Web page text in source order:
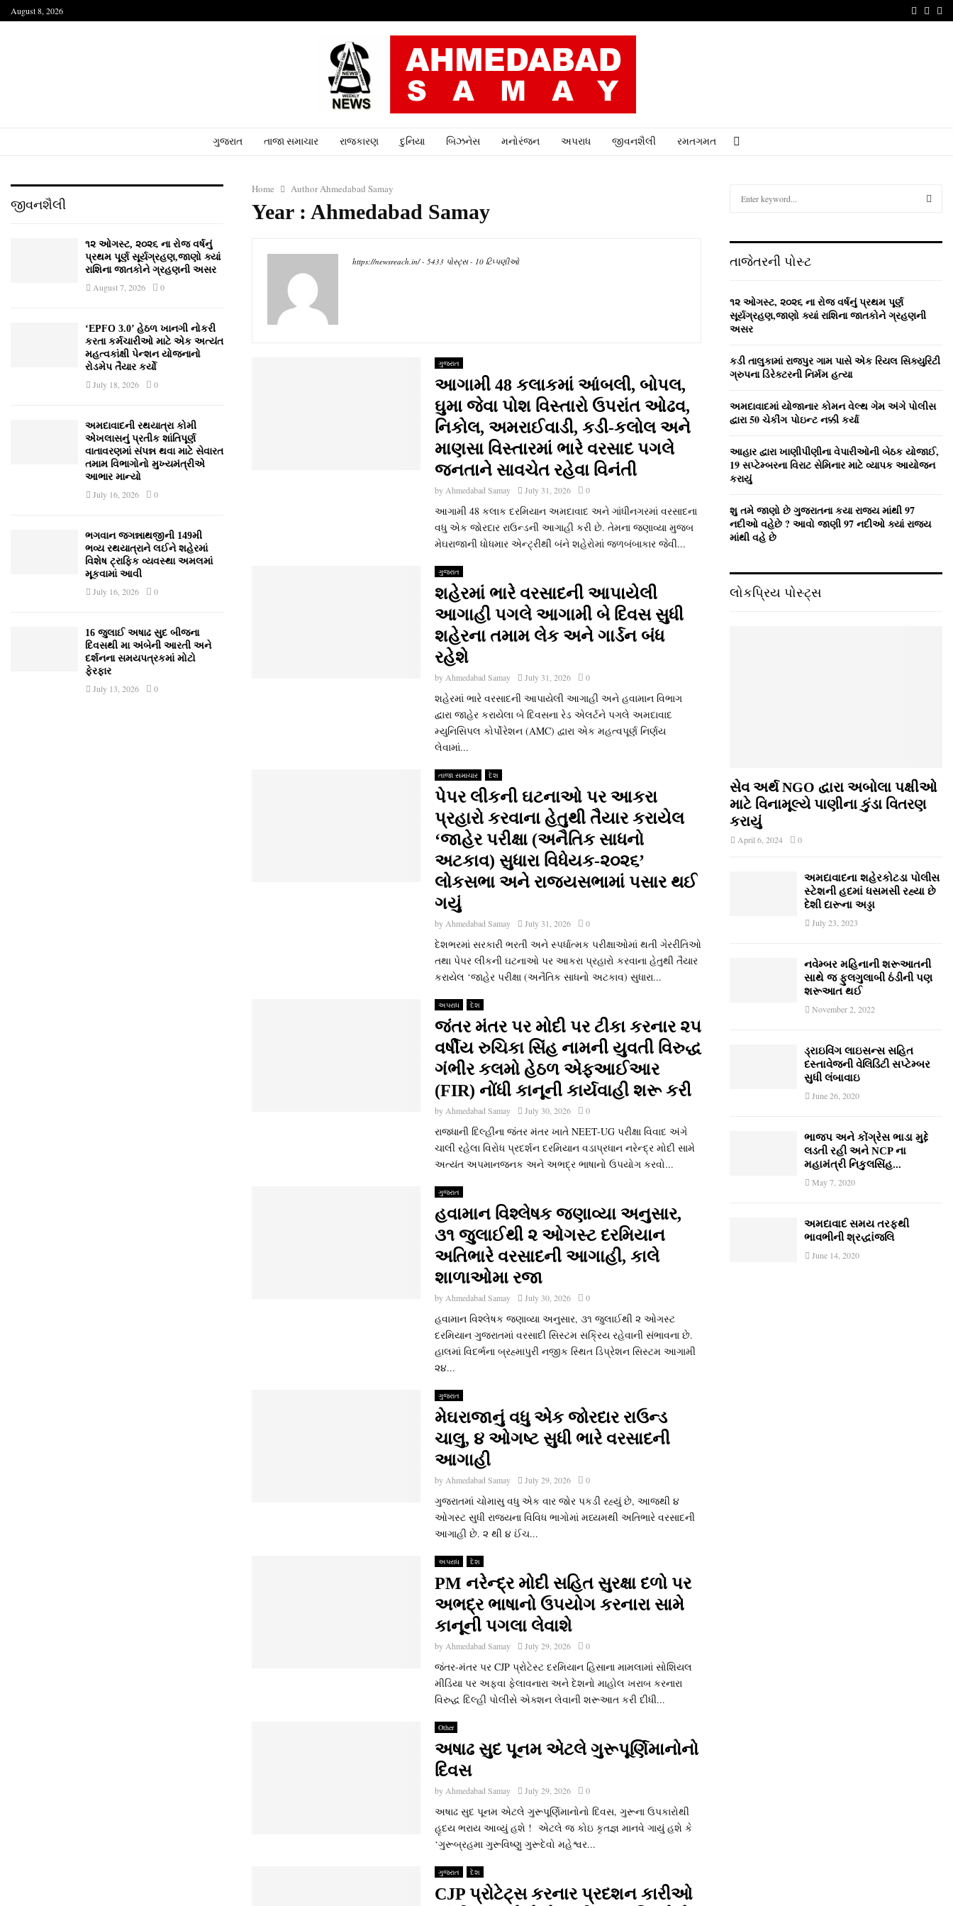
August 8, 2026
ગુજરાત તાજા સમાચાર રાજકારણ દુનિયા બિઝનેસ મનોરંજન અપરાધ જીવનશૈલી રમતગમત
Home AuthorAhmedabad Samay
Year : Ahmedabad Samay
https://newsreach.in/- 5433 પોસ્ટ્સ- 10 ટિપ્પણીઓ
ગુજરાત
આગામી 48 કલાકમાં આંબલી, બોપલ,
ઘુમા જેવા પોશ વિસ્તારો ઉપરાંત ઓઢવ,
નિકોલ, અમરાઈવાડી, કડી-કલોલ અને
માણસા વિસ્તારમાં ભારે વરસાદ પગલે
જનતાને સાવચેત રહેવા વિનંતી
by Ahmedabad Samay July 31, 2026 0
આગામી 48 કલાક દરમિયાન અમદાવાદ અને ગાંધીનગરમાં વરસાદના
વધુ એક જોરદાર રાઉન્ડની આગાહી કરી છે. તેમના જણાવ્યા મુજબ
મેઘરાજાની ધોધમાર એન્ટ્રીથી બંને શહેરોમાં જળબંબાકાર જેવી...
ગુજરાત
શહેરમાં ભારે વરસાદની આપાયેલી
આગાહી પગલે આગામી બે દિવસ સુધી
શહેરના તમામ લેક અને ગાર્ડન બંધ
રહેશે
by Ahmedabad Samay July 31, 2026 0
શહેરમાં ભારે વરસાદની આપાયેલી આગાહી અને હવામાન વિભાગ
દ્વારા જાહેર કરાયેલા બે દિવસના રેડ એલર્ટને પગલે અમદાવાદ
મ્યુનિસિપલ કોર્પોરેશન (AMC) દ્વારા એક મહત્વપૂર્ણ નિર્ણય
લેવામાં...
તાજા સમાચાર દેશ
પેપર લીકની ઘટનાઓ પર આકરા
પ્રહારો કરવાના હેતુથી તૈયાર કરાયેલ
‘જાહેર પરીક્ષા (અનૈતિક સાધનો
અટકાવ) સુધારા વિધેયક-૨૦૨૬’
લોકસભા અને રાજ્યસભામાં પસાર થઈ
ગયું
by Ahmedabad Samay July 31, 2026 0
દેશભરમાં સરકારી ભરતી અને સ્પર્ધાત્મક પરીક્ષાઓમાં થતી ગેરરીતિઓ
તથા પેપર લીકની ઘટનાઓ પર આકરા પ્રહારો કરવાના હેતુથી તૈયાર
કરાયેલ ‘જાહેર પરીક્ષા (અનૈતિક સાધનો અટકાવ) સુધારા...
અપરાધ દેશ
જંતર મંતર પર મોદી પર ટીકા કરનાર ૨૫
વર્ષીય રુચિકા સિંહ નામની યુવતી વિરુદ્ધ
ગંભીર કલમો હેઠળ એફઆઈઆર
(FIR) નોંધી કાનૂની કાર્યવાહી શરૂ કરી
by Ahmedabad Samay July 30, 2026 0
રાજધાની દિલ્હીના જંતર મંતર ખાતે NEET-UG પરીક્ષા વિવાદ અંગે
ચાલી રહેલા વિરોધ પ્રદર્શન દરમિયાન વડાપ્રધાન નરેન્દ્ર મોદી સામે
અત્યંત અપમાનજનક અને અભદ્ર ભાષાનો ઉપયોગ કરવો...
ગુજરાત
હવામાન વિશ્લેષક જણાવ્યા અનુસાર,
૩૧ જુલાઈથી ૨ ઓગસ્ટ દરમિયાન
અતિભારે વરસાદની આગાહી, કાલે
શાળાઓમા રજા
by Ahmedabad Samay July 30, 2026 0
હવામાન વિશ્લેષક જણાવ્યા અનુસાર, ૩૧ જુલાઈથી ૨ ઓગસ્ટ
દરમિયાન ગુજરાતમાં વરસાદી સિસ્ટમ સક્રિય રહેવાની સંભાવના છે.
હાલમાં વિદર્ભના બ્રહ્માપુરી નજીક સ્થિત ડિપ્રેશન સિસ્ટમ આગામી
૨૪...
ગુજરાત
મેઘરાજાનું વધુ એક જોરદાર રાઉન્ડ
ચાલુ, ૪ ઓગષ્ટ સુધી ભારે વરસાદની
આગાહી
by Ahmedabad Samay July 29, 2026 0
ગુજરાતમાં ચોમાસુ વધુ એક વાર જોર પકડી રહ્યું છે, આજથી ૪
ઓગસ્ટ સુધી રાજ્યના વિવિધ ભાગોમાં મધ્યમથી અતિભારે વરસાદની
આગાહી છે. ૨ થી ૪ ઈંચ...
અપરાધ દેશ
PM નરેન્‍દ્ર મોદી સહિત સુરક્ષા દળો પર
અભદ્ર ભાષાનો ઉપયોગ કરનારા સામે
કાનૂની પગલા લેવાશે
by Ahmedabad Samay July 29, 2026 0
જંતર-મંતર પર CJP પ્રોટેસ્‍ટ દરમિયાન હિસાના મામલામાં સોશિયલ
મીડિયા પર અફવા ફેલાવનારા અને દેશનો માહોલ ખરાબ કરનારા
વિરુદ્ધ દિલ્‍હી પોલીસે એક્‍શન લેવાની શરૂઆત કરી દીધી...
Other
અષાઢ સુદ પૂનમ એટલે ગુરૂપૂર્ણિમાનોનો
દિવસ
by Ahmedabad Samay July 29, 2026 0
અષાઢ સુદ પૂનમ એટલે ગુરૂપૂર્ણિમાનોનો દિવસ, ગુરૂના ઉપકારોથી
હૃદય ભરાય આવ્‍યું હશે ! એટલે જ કોઇ કૃતજ્ઞ માનવે ગાયું હશે કે
‘ગુરૂબ્રહમા ગુરૂવિષ્‍ણુ ગુરૂદેવો મહેશ્વર...
ગુજરાત દેશ
CJP પ્રોટેટ્સ કરનાર પ્રદશન કારીઓ
જીવનશૈલી
૧૨ ઓગસ્ટ, ૨૦૨૬ ના રોજ વર્ષનું
પ્રથમ પૂર્ણ સૂર્યગ્રહણ,જાણો ક્યાં
રાશિના જાતકોને ગ્રહણની અસર
August 7, 2026 0
‘EPFO 3.0’ હેઠળ ખાનગી નોકરી
કરતા કર્મચારીઓ માટે એક અત્યંત
મહત્વકાંક્ષી પેન્શન યોજનાનો
રોડમેપ તૈયાર કર્યો
July 18, 2026 0
અમદાવાદની રથયાત્રા કોમી
એખલાસનું પ્રતીક શાંતિપૂર્ણ
વાતાવરણમાં સંપન્ન થવા માટે સેવારત
તમામ વિભાગોનો મુખ્યમંત્રીએ
આભાર માન્યો
July 16, 2026 0
ભગવાન જગન્નાથજીની 149મી
ભવ્ય રથયાત્રાને લઈને શહેરમાં
વિશેષ ટ્રાફિક વ્યવસ્થા અમલમાં
મૂકવામાં આવી
July 16, 2026 0
16 જુલાઈ અષાઢ સુદ બીજના
દિવસથી મા અંબેની આરતી અને
દર્શનના સમયપત્રકમાં મોટો
ફેરફાર
July 13, 2026 0
h
o
r
:
H
તાજેતરની પોસ્ટ
૧૨ ઓગસ્ટ, ૨૦૨૬ ના રોજ વર્ષનું પ્રથમ પૂર્ણ
સૂર્યગ્રહણ,જાણો ક્યાં રાશિના જાતકોને ગ્રહણની
અસર
કડી તાલુકામાં રાજપુર ગામ પાસે એક રિયલ સિક્યુરિટી
ગ્રુપના ડિરેક્ટરની નિર્મમ હત્યા
અમદાવાદમાં યોજાનાર કોમન વેલ્‍થ ગેમ અંગે પોલીસ
દ્વારા 50 ચેકીંગ પોઇન્‍ટ નક્કી કર્યા
આહાર દ્વારા ખાણીપીણીના વેપારીઓની બેઠક યોજાઈ,
19 સપ્ટેમ્બરના વિરાટ સેમિનાર માટે વ્યાપક આયોજન
કરાયું
શુ તમે જાણો છે ગુજરાતના કયા રાજ્ય માંથી 97
નદીઓ વહેછે ? આવો જાણી 97 નદીઓ ક્યાં રાજ્ય
માંથી વહે છે
લોકપ્રિય પોસ્ટ્સ
સેવ અર્થ NGO દ્વારા અબોલા પક્ષીઓ
માટે વિનામૂલ્યે પાણીના કુંડા વિતરણ
કરાયું
April 6, 2024 0
અમદાવાદના શહેરકોટડા પોલીસ
સ્ટેશની હદમાં ધસમસી રહ્યા છે
દેશી દારૂના અડ્ડા
July 23, 2023
નવેમ્‍બર મહિનાની શરૂઆતની
સાથે જ ફુલગુલાબી ઠંડીની પણ
શરૂઆત થઈ
November 2, 2022
ડ્રાઇવિંગ લાઇસન્સ સહિત
દસ્તાવેજની વેલિડિટી સપ્ટેમ્બર
સુધી લંબાવાઇ
June 26, 2020
ભાજપ અને કોંગ્રેસ ભાડા મુદ્દે
લડતી રહી અને NCP ના
મહામંત્રી નિકુલસિંહ...
May 7, 2020
અમદાવાદ સમય તરફથી
ભાવભીની શ્રદ્ધાંજલિ
June 14, 2020